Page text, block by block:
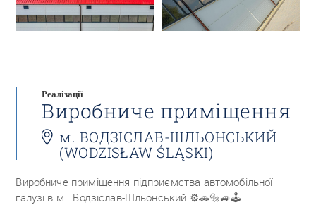
Реалізації
Виробниче приміщення
м. ВОДЗІСЛАВ-ШЛЬОНСЬКИЙ
(WODZISŁAW ŚLĄSKI)
Виробниче приміщення підприємства автомобільної
галузі в м. Водзіслав-Шльонський ⚙️🚗🔩🚙🕹